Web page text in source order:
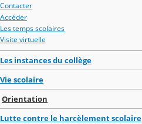
Contacter
Accéder
Les temps scolaires
Visite virtuelle
Les instances du collège
Vie scolaire
Orientation
Lutte contre le harcèlement scolaire